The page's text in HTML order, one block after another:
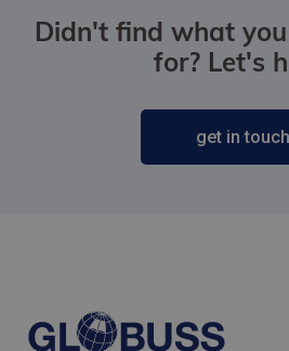
Didn't find what
for? Let's
get in touch